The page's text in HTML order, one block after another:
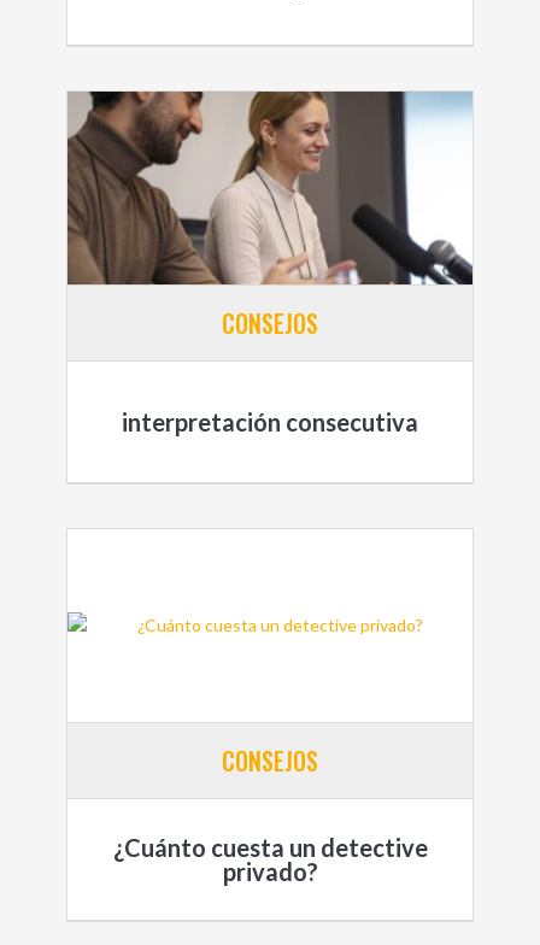
CONSEJOS
interpretación consecutiva
CONSEJOS
¿Cuánto cuesta un detective
privado?